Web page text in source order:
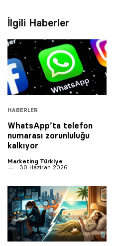
İlgili Haberler
HABERLER
WhatsApp’ta telefon
numarası zorunluluğu
kalkıyor
Marketing Türkiye
30 Haziran 2026